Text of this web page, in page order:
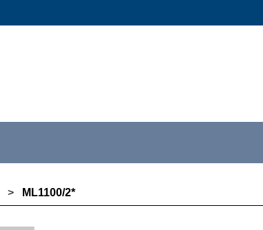
> ML1100/2*